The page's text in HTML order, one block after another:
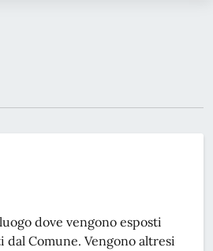
dove vengono esposti
Comune. Vengono altresi